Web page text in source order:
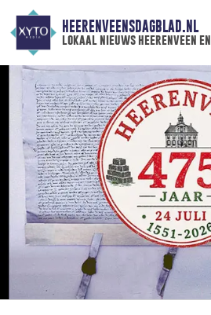
HEERENVEENSDAGBLAD.NL
lokaal nieuws heerenveen